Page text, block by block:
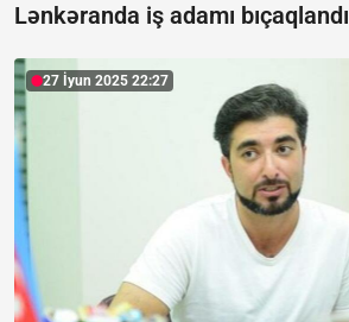
Lənkəranda iş adamı bıçaqlandı
27 İyun 2025 22:27